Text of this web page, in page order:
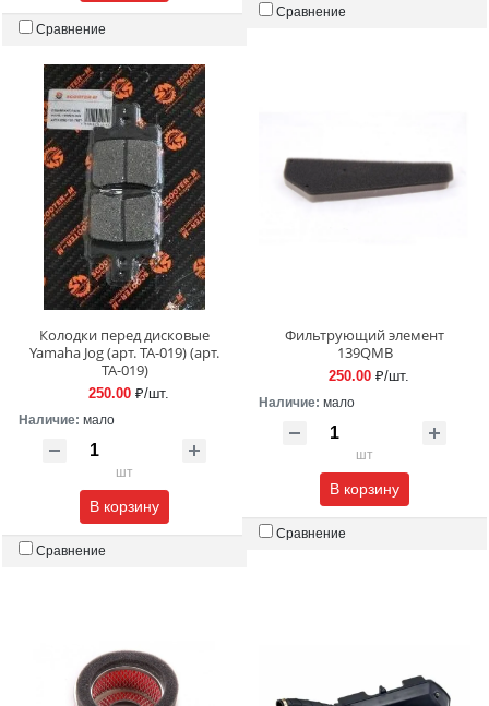
Сравнение
Сравнение
Колодки перед дисковые
Yamaha Jog (арт. TA-019) (арт.
TA-019)
250.00 ₽/шт.
Наличие: мало
шт
В корзину
Сравнение
Фильтрующий элемент
139QMB
250.00 ₽/шт.
Наличие: мало
шт
В корзину
Сравнение